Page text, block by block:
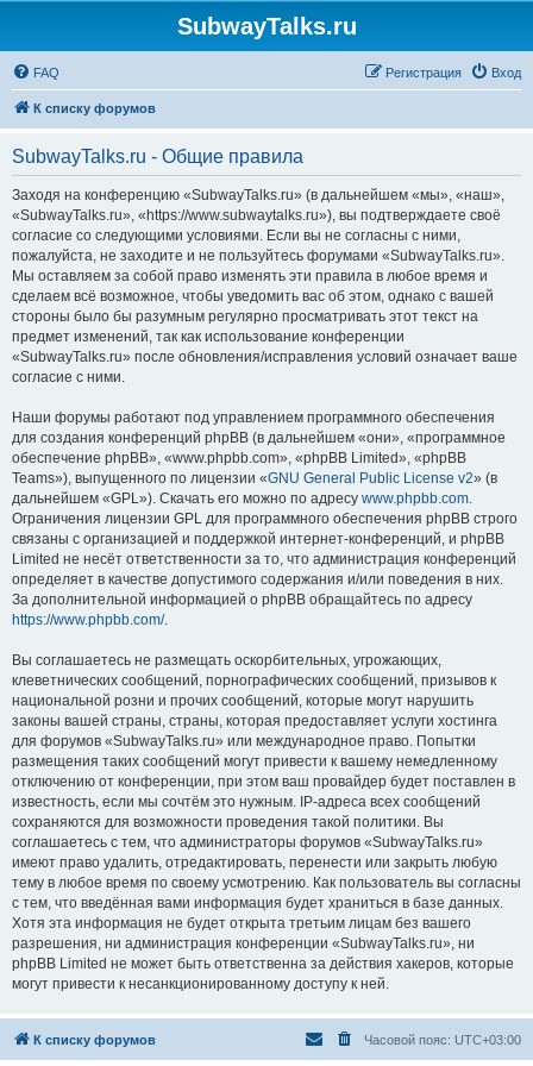
SubwayTalks.ru
FAQ Вход
Регистрация
К списку форумов
SubwayTalks.ru - Общие правила
Заходя на конференцию «SubwayTalks.ru» (в дальнейшем «мы», «наш»,
«SubwayTalks.ru», «https://www.subwaytalks.ru»), вы подтверждаете своё
согласие со следующими условиями. Если вы не согласны с ними,
пожалуйста, не заходите и не пользуйтесь форумами «SubwayTalks.ru».
Мы оставляем за собой право изменять эти правила в любое время и
сделаем всё возможное, чтобы уведомить вас об этом, однако с вашей
стороны было бы разумным регулярно просматривать этот текст на
предмет изменений, так как использование конференции
«SubwayTalks.ru» после обновления/исправления условий означает ваше
согласие с ними.
Наши форумы работают под управлением программного обеспечения
для создания конференций phpBB (в дальнейшем «они», «программное
обеспечение phpBB», «www.phpbb.com», «phpBB Limited», «phpBB
Teams»), выпущенного по лицензии «GNU General Public License v2» (в
дальнейшем «GPL»). Скачать его можно по адресу www.phpbb.com.
Ограничения лицензии GPL для программного обеспечения phpBB строго
связаны с организацией и поддержкой интернет-конференций, и phpBB
Limited не несёт ответственности за то, что администрация конференций
определяет в качестве допустимого содержания и/или поведения в них.
За дополнительной информацией о phpBB обращайтесь по адресу
https://www.phpbb.com/.
Вы соглашаетесь не размещать оскорбительных, угрожающих,
клеветнических сообщений, порнографических сообщений, призывов к
национальной розни и прочих сообщений, которые могут нарушить
законы вашей страны, страны, которая предоставляет услуги хостинга
для форумов «SubwayTalks.ru» или международное право. Попытки
размещения таких сообщений могут привести к вашему немедленному
отключению от конференции, при этом ваш провайдер будет поставлен в
известность, если мы сочтём это нужным. IP-адреса всех сообщений
сохраняются для возможности проведения такой политики. Вы
соглашаетесь с тем, что администраторы форумов «SubwayTalks.ru»
имеют право удалить, отредактировать, перенести или закрыть любую
тему в любое время по своему усмотрению. Как пользователь вы согласны
с тем, что введённая вами информация будет храниться в базе данных.
Хотя эта информация не будет открыта третьим лицам без вашего
разрешения, ни администрация конференции «SubwayTalks.ru», ни
phpBB Limited не может быть ответственна за действия хакеров, которые
могут привести к несанкционированному доступу к ней.
К списку форумов Часовой пояс: UTC+03:00